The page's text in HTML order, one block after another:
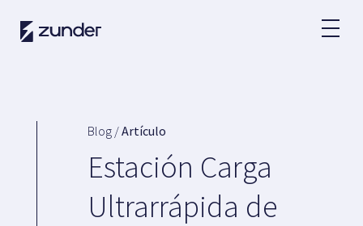
ES
App de Zunder
Blog /Artículo
Estación Carga
Ultrarrápida de